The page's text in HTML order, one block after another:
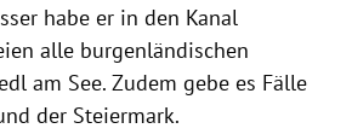
habe er in den Kanal
alle burgenländischen
am See. Zudem gebe es Fälle
der Steiermark.